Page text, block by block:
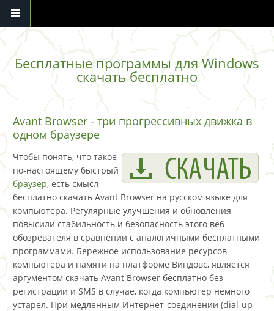
Перейти к основному содержанию
Бесплатные программы для Windows
скачать бесплатно
Avant Browser - три прогрессивных движка в
одном браузере
Чтобы понять, что такое
по-настоящему быстрый
браузер, есть смысл
бесплатно скачать Avant Browser на русском языке для
компьютера. Регулярные улучшения и обновления
повысили стабильность и безопасность этого веб-
обозревателя в сравнении с аналогичными бесплатными
программами. Бережное использование ресурсов
компьютера и памяти на платформе Виндовс, является
аргументом скачать Avant Browser бесплатно без
регистрации и SMS в случае, когда компьютер немного
устарел. При медленным Интернет-соединении (dial-up